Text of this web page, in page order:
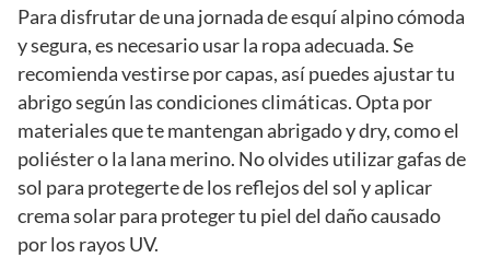
Para disfrutar de una jornada de esquí alpino cómoda
y segura, es necesario usar la ropa adecuada. Se
recomienda vestirse por capas, así puedes ajustar tu
abrigo según las condiciones climáticas. Opta por
materiales que te mantengan abrigado y dry, como el
poliéster o la lana merino. No olvides utilizar gafas de
sol para protegerte de los reflejos del sol y aplicar
crema solar para proteger tu piel del daño causado
por los rayos UV.